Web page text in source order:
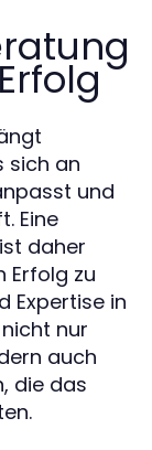
sich an
und
Eine
daher
Erfolg zu
Expertise in
nur
auch
die das